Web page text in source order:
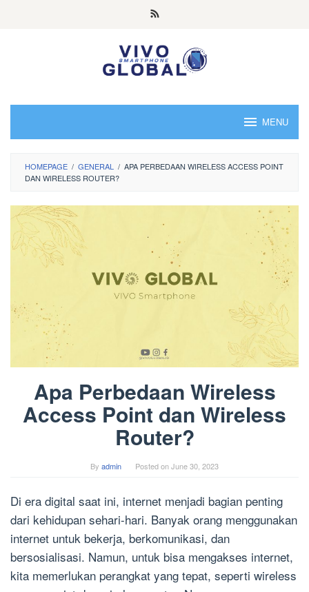
MENU
HOMEPAGE / GENERAL / APA PERBEDAAN WIRELESS ACCESS POINT
DAN WIRELESS ROUTER?
Apa Perbedaan Wireless
Access Point dan Wireless
Router?
By admin Posted onJune 30, 2023
Di era digital saat ini, internet menjadi bagian penting
dari kehidupan sehari-hari. Banyak orang menggunakan
internet untuk bekerja, berkomunikasi, dan
bersosialisasi. Namun, untuk bisa mengakses internet,
kita memerlukan perangkat yang tepat, seperti wireless